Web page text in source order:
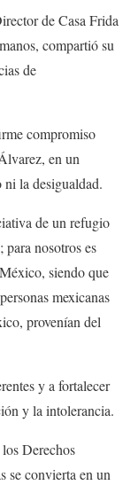
de Casa Frida
compartió su
de
compromiso
en un
la desigualdad.
de un refugio
nosotros es
siendo que
mexicanas
provenían del
y a fortalecer
y la intolerancia.
Derechos
se convierta en un